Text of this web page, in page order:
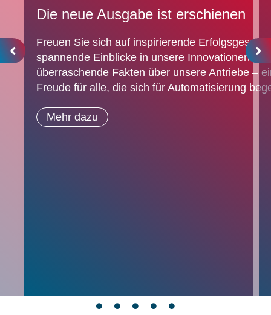
Die neue Ausgabe ist erschienen
Freuen Sie sich auf inspirierende
spannende Einblicke in unsere Innovationen und
überraschende Fakten über unsere Antriebe –
Freude für alle, die sich für Automatisierung
Mehr dazu